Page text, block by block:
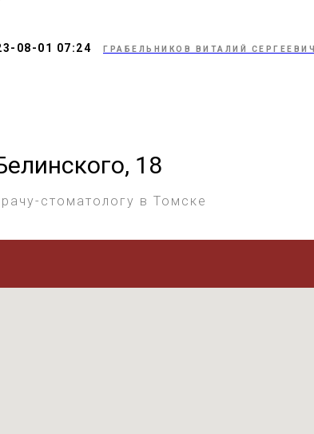
08-01 07:24 ГРАБЕЛЬНИКОВ ВИТАЛИЙ СЕРГЕЕВИЧ
18
стоматологу в Томске